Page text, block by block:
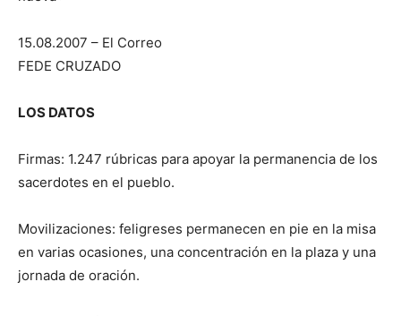
15.08.2007 – El Correo
FEDE CRUZADO
LOS DATOS
Firmas: 1.247 rúbricas para apoyar la permanencia de los
sacerdotes en el pueblo.
Movilizaciones: feligreses permanecen en pie en la misa
en varias ocasiones, una concentración en la plaza y una
jornada de oración.